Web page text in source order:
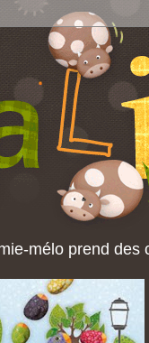
mélo prend des